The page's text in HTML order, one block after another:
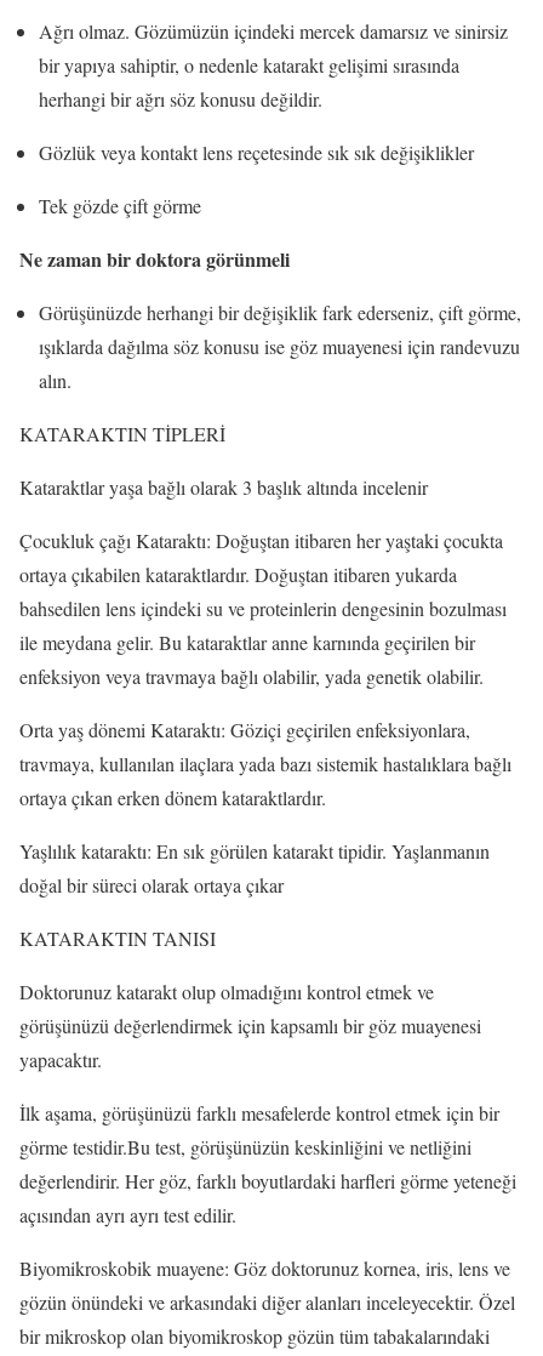
Ağrı olmaz. Gözümüzün içindeki mercek damarsız ve sinirsiz
bir yapıya sahiptir, o nedenle katarakt gelişimi sırasında
herhangi bir ağrı söz konusu değildir.
Gözlük veya kontakt lens reçetesinde sık sık değişiklikler
Tek gözde çift görme
Ne zaman bir doktora görünmeli
Görüşünüzde herhangi bir değişiklik fark ederseniz, çift görme,
ışıklarda dağılma söz konusu ise göz muayenesi için randevuzu
alın.
KATARAKTIN TİPLERİ
Kataraktlar yaşa bağlı olarak 3 başlık altında incelenir
Çocukluk çağı Kataraktı: Doğuştan itibaren her yaştaki çocukta
ortaya çıkabilen kataraktlardır. Doğuştan itibaren yukarda
bahsedilen lens içindeki su ve proteinlerin dengesinin bozulması
ile meydana gelir. Bu kataraktlar anne karnında geçirilen bir
enfeksiyon veya travmaya bağlı olabilir, yada genetik olabilir.
Orta yaş dönemi Kataraktı: Göziçi geçirilen enfeksiyonlara,
travmaya, kullanılan ilaçlara yada bazı sistemik hastalıklara bağlı
ortaya çıkan erken dönem kataraktlardır.
Yaşlılık kataraktı: En sık görülen katarakt tipidir. Yaşlanmanın
doğal bir süreci olarak ortaya çıkar
KATARAKTIN TANISI
Doktorunuz katarakt olup olmadığını kontrol etmek ve
görüşünüzü değerlendirmek için kapsamlı bir göz muayenesi
yapacaktır.
İlk aşama, görüşünüzü farklı mesafelerde kontrol etmek için bir
görme testidir.Bu test, görüşünüzün keskinliğini ve netliğini
değerlendirir. Her göz, farklı boyutlardaki harfleri görme yeteneği
açısından ayrı ayrı test edilir.
Biyomikroskobik muayene: Göz doktorunuz kornea, iris, lens ve
gözün önündeki ve arkasındaki diğer alanları inceleyecektir. Özel
bir mikroskop olan biyomikroskop gözün tüm tabakalarındaki